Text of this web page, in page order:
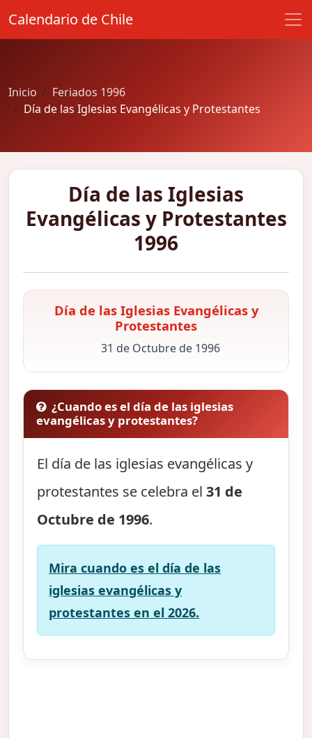
Calendario de Chile
Inicio
Feriados 1996
Día de las Iglesias Evangélicas y Protestantes
Día de las Iglesias
Evangélicas y Protestantes
1996
Día de las Iglesias Evangélicas y
Protestantes
31 de Octubre de 1996
¿Cuando es el día de las iglesias
evangélicas y protestantes?
El día de las iglesias evangélicas y
protestantes se celebra el31 de
Octubre de 1996.
Mira cuando es el día de las
iglesias evangélicas y
protestantes en el 2026.